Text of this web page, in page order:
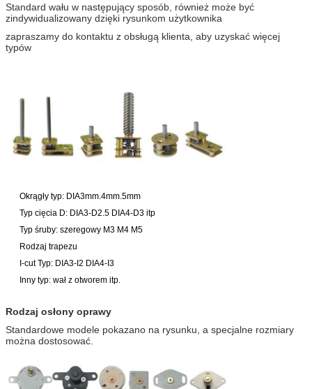
Standard wału w następujący sposób, również może być
zindywidualizowany dzięki rysunkom użytkownika
zapraszamy do kontaktu z obsługą klienta, aby uzyskać więcej
typów
Okrągły typ: DIA3mm.4mm.5mm
Typ cięcia D: DIA3-D2.5 DIA4-D3 itp
Typ śruby: szeregowy M3 M4 M5
Rodzaj trapezu
I-cut Typ: DIA3-I2 DIA4-I3
Inny typ: wał z otworem itp.
Rodzaj osłony oprawy
Standardowe modele pokazano na rysunku, a specjalne rozmiary
można dostosować.